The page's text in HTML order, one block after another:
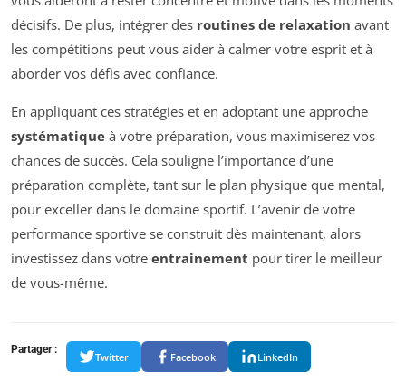
décisifs. De plus, intégrer des routines de relaxation avant
les compétitions peut vous aider à calmer votre esprit et à
aborder vos défis avec confiance.
En appliquant ces stratégies et en adoptant une approche
systématique à votre préparation, vous maximiserez vos
chances de succès. Cela souligne l’importance d’une
préparation complète, tant sur le plan physique que mental,
pour exceller dans le domaine sportif. L’avenir de votre
performance sportive se construit dès maintenant, alors
investissez dans votre entrainement pour tirer le meilleur
de vous-même.
Partager :
Twitter Facebook LinkedIn